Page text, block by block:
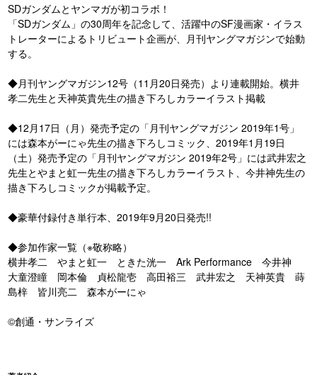
SDガンダムとヤンマガが初コラボ！
「SDガンダム」の30周年を記念して、活躍中のSF漫画家・イラス
トレーターによるトリビュート企画が、月刊ヤングマガジンで始動
する。
◆月刊ヤングマガジン12号（11月20日発売）より連載開始。横井
孝二先生と天神英貴先生の描き下ろしカラーイラスト掲載
◆12月17日（月）発売予定の「月刊ヤングマガジン 2019年1号」
には森本がーにゃ先生の描き下ろしコミック、2019年1月19日
（土）発売予定の「月刊ヤングマガジン 2019年2号」には武井宏之
先生とやまと虹一先生の描き下ろしカラーイラスト、今井神先生の
描き下ろしコミックが掲載予定。
◆豪華付録付き単行本、2019年9月20日発売!!
◆参加作家一覧（※敬称略）
横井孝二 やまと虹一 ときた洸一 Ark Performance 今井神
大童澄瞳 岡本倫 貞松龍壱 高田裕三 武井宏之 天神英貴 蒔
島梓 皆川亮二 森本がーにゃ
©創通・サンライズ